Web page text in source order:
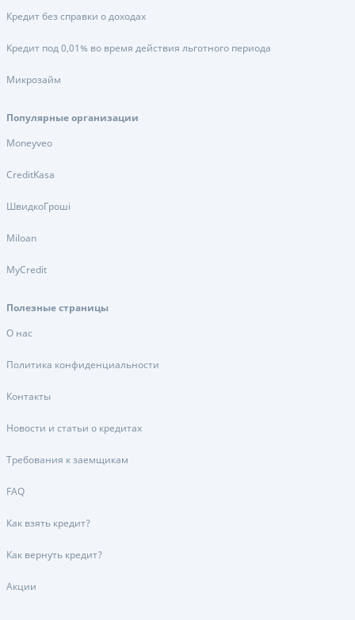
Кредит без справки о доходах
Кредит под 0,01% во время действия льготного периода
Микрозайм
Популярные организации
Moneyveo
CreditKasa
ШвидкоГроші
Miloan
MyCredit
Полезные страницы
О нас
Политика конфиденциальности
Контакты
Новости и статьи о кредитах
Требования к заемщикам
FAQ
Как взять кредит?
Как вернуть кредит?
Акции